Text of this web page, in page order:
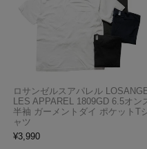
ロサンゼルスアパレル
LES APPAREL 1809GD 6.5オン
半袖 ガーメントダイ ポケットT
ャツ
¥3,990